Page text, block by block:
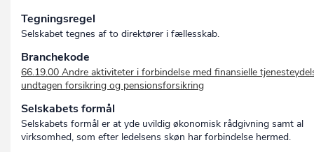
Tegningsregel
Selskabet tegnes af to direktører i fællesskab.
Branchekode
66.19.00 Andre aktiviteter i forbindelse med finansielle
undtagen forsikring og pensionsforsikring
Selskabets formål
Selskabets formål er at yde uvildig økonomisk rådgivning samt al
virksomhed, som efter ledelsens skøn har forbindelse hermed.